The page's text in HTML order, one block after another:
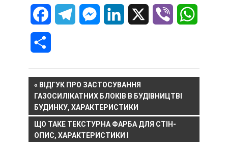
FacebookTelegramMessenger
LinkedIn Viber
Навигация
по
записям
PREVIOUS
POST:
ВІДГУК ПРО ЗАСТОСУВАННЯ
ГАЗОСИЛІКАТНИХ БЛОКІВ В БУДІВНИЦТВІ
БУДИНКУ, ХАРАКТЕРИСТИКИ
NEXT
POST:
ЩО ТАКЕ ТЕКСТУРНА ФАРБА ДЛЯ СТІН-
ОПИС, ХАРАКТЕРИСТИКИ І